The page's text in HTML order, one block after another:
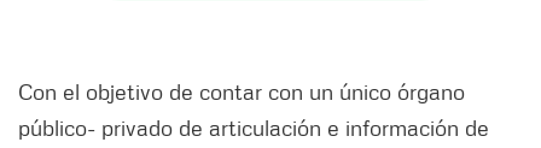
Con el objetivo de contar con un único órgano
público- privado de articulación e información de